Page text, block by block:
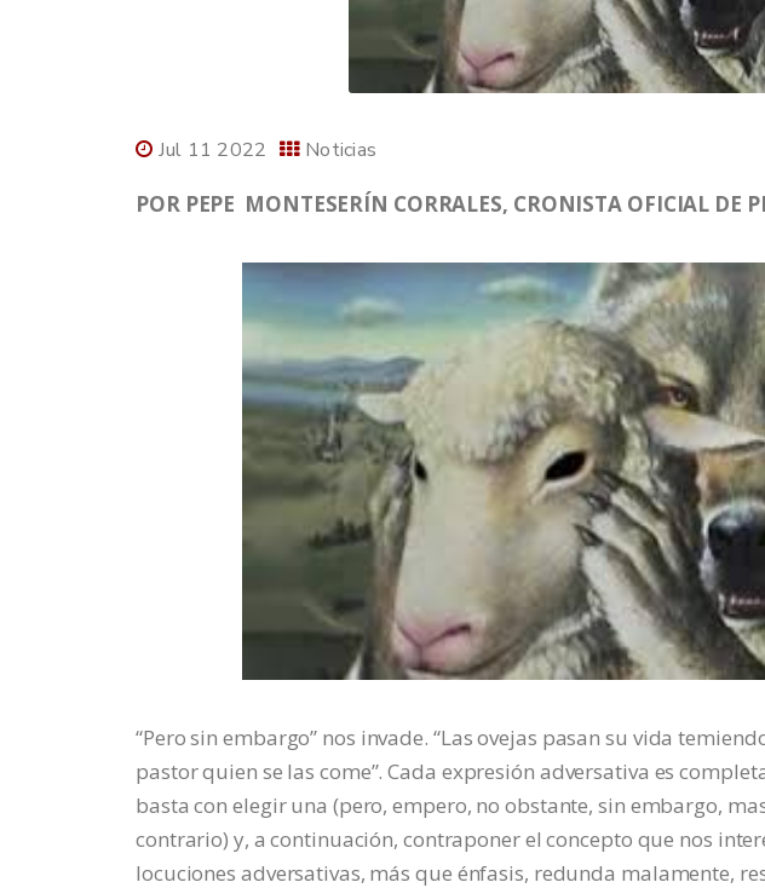
Jul 11 2022 Noticias
POR PEPE MONTESERÍN CORRALES, CRONISTA OFICIAL DE
“Pero sin embargo” nos invade. “Las ovejas pasan su vida
pastor quien se las come”. Cada expresión adversativa es
basta con elegir una (pero, empero, no obstante, sin embargo,
contrario) y, a continuación, contraponer el concepto que nos
locuciones adversativas, más que énfasis, redunda malamente,